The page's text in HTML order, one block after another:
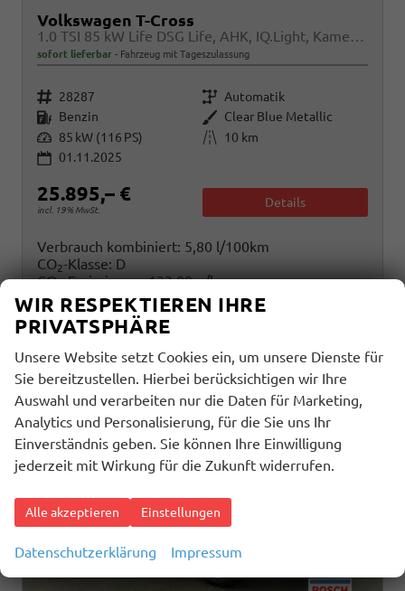
Volkswagen T-Cross
1.0 TSI 85 kW Life DSG Life, AHK, IQ.Light, Kamera, ACC, Side, Winter, 17-Zoll
sofort lieferbar Fahrzeug mit Tageszulassung
Fahrzeugnr. 28287 Getriebe Automatik
Kraftstoff Benzin Außenfarbe Clear Blue Metallic
Leistung 85 kW (116 PS) Kilometerstand
10 km
01.11.2025
25.895,– €
incl. 19% MwSt.
Details
Verbrauch kombiniert: 5,80 l/100km
CO2-Klasse: D
CO -Emissionen:133,00 g/km
WIR RESPEKTIEREN IHRE
PRIVATSPHÄRE
Unsere Website setzt Cookies ein, um unsere Dienste für
Sie bereitzustellen. Hierbei berücksichtigen wir Ihre
Auswahl und verarbeiten nur die Daten für Marketing,
Analytics und Personalisierung, für die Sie uns Ihr
Einverständnis geben. Sie können Ihre Einwilligung
jederzeit mit Wirkung für die Zukunft widerrufen.
Alle akzeptieren Einstellungen
Datenschutzerklärung Impressum